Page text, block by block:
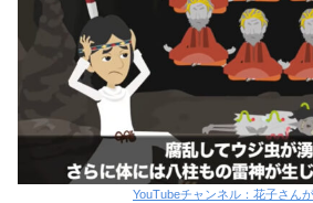
YouTubeチャンネル：花子さん